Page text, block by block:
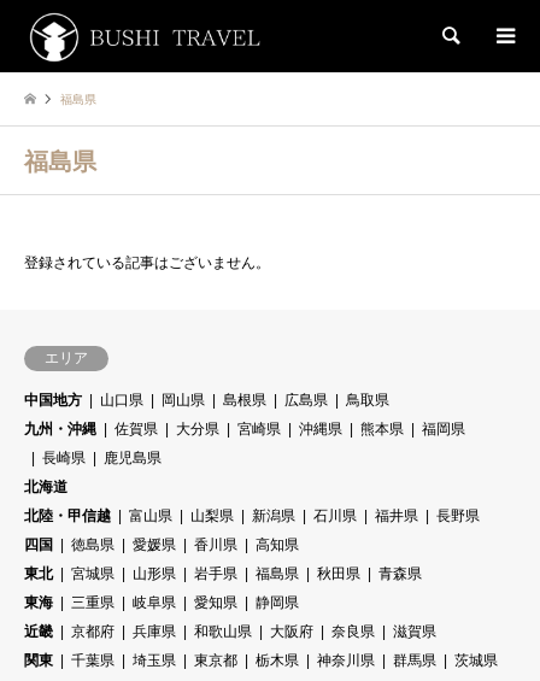
検索
福島県
福島県
登録されている記事はございません。
エリア
中国地方 山口県 岡山県 島根県 広島県
鳥取県
九州・沖縄
佐賀県 大分県 宮崎県 沖縄県 熊本県
福岡県
長崎県
鹿児島県
北海道
北陸・甲信越
富山県 山梨県 新潟県 石川県 福井県
長野県
四国
徳島県 愛媛県 香川県
高知県
東北
宮城県 山形県 岩手県 福島県 秋田県
青森県
東海
三重県 岐阜県 愛知県
静岡県
近畿
京都府 兵庫県 和歌山県 大阪府 奈良県
滋賀県
関東
千葉県 埼玉県 東京都 栃木県 神奈川県 群馬県 茨城県